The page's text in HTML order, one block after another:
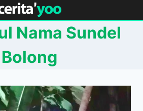
Nama Sundel
Bolong